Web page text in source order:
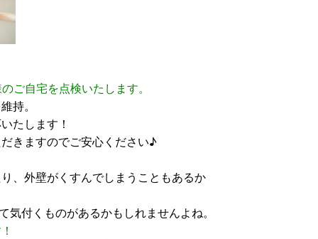
ご自宅を点検いたします。
持。
たします！
きますのでご安心ください♪
、外壁がくすんでしまうこともあるか
付くものがあるかもしれませんよね。